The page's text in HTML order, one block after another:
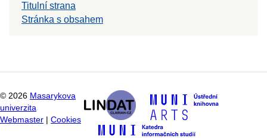
Titulní strana
Stránka s obsahem
© 2026 Masarykova
univerzita
Webmaster
Cookies